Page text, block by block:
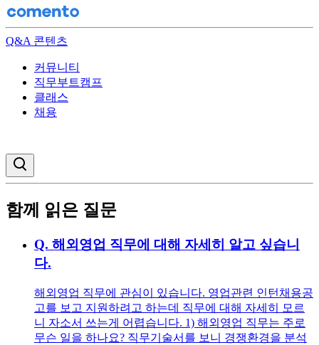
Q&A 콘텐츠
커뮤니티
직무부트캠프
클래스
채용
함께 읽은 질문
Q. 해외영업 직무에 대해 자세히 알고 싶습니
다.
해외영업 직무에 관심이 있습니다. 영업관련 인턴채용공
고를 보고 지원하려고 하는데 직무에 대해 자세히 모르
니 자소서 쓰는게 어렵습니다. 1) 해외영업 직무는 주로
무슨 일을 하나요? 직무기술서를 보니 경쟁환경을 분석